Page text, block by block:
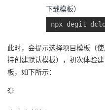
下载模板）
npx degit
此时，会提示选择项目模板（
持创建默认模板），初次体验
板，如下所示：